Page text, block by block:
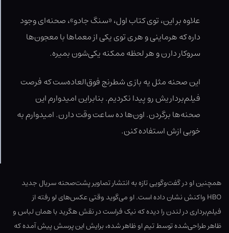
علاوه بر این، توی کتاب اول، «سنگ جادو»، صحنه‌ای وجود
داره که هرماینی و هری توی یکی از معماها با معجون‌ها
سروکار دارن و هر لحظه ممکنه یکی‌شون بمیره.
این صحنه مثل یه بازی شطرنج فوق‌العاده‌ست که فرصت
فیلم‌برداریش رو پیدا نکردیم. بنابراین امیدوارم این
صحنه‌ها برگردن. اون‌ها ده ساعت وقت دارن. امیدوارم به
خوبی ازش استفاده کنن.
همچنین او در گفت‌وگویی تازه به انتشار تصاویر پشت‌صحنه سریال جدید
HBO واکنش نشان داده است. او می‌گوید وقتی عکس‌های لو رفته از
فیلم‌برداری در لندن را دیده که نیک فراست در نقش هگرید با همان لباس و
ظاهر طراحی‌شده توسط تیم او ظاهر شده، برایش این پرسش پیش آمده که